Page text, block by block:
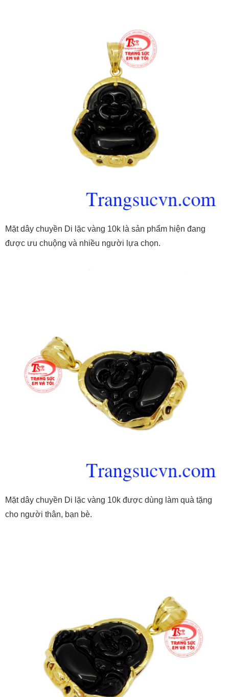
Mặt dây chuyền Di lặc vàng 10k là sản phẩm hiện đang
được ưu chuộng và nhiều người lựa chọn.
Mặt dây chuyền Di lặc vàng 10k được dùng làm quà tặng
cho người thân, bạn bè.